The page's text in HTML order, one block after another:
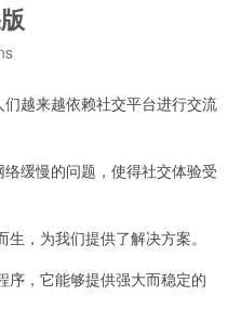
越来越依赖社交平台进行交流
缓慢的问题，使得社交体验受
，为我们提供了解决方案。
，它能够提供强大而稳定的